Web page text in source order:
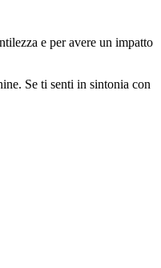
e per avere un impatto
Se ti senti in sintonia con